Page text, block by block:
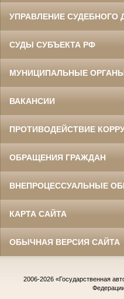
УПРАВЛЕНИЕ СУДЕБНОГО
СУДЫ СУБЪЕКТА РФ
МУНИЦИПАЛЬНЫЕ
ВАКАНСИИ
ПРОТИВОДЕЙСТВИЕ
ОБРАЩЕНИЯ ГРАЖДАН
ВНЕПРОЦЕССУАЛЬНЫЕ
КАРТА САЙТА
ОБЫЧНАЯ ВЕРСИЯ САЙТА
2006-2026 «Государственная